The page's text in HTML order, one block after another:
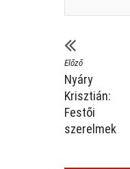
Előző
Nyáry
Krisztián:
Festői
szerelmek